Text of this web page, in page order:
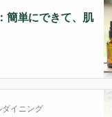
簡単にできて、肌
イニング